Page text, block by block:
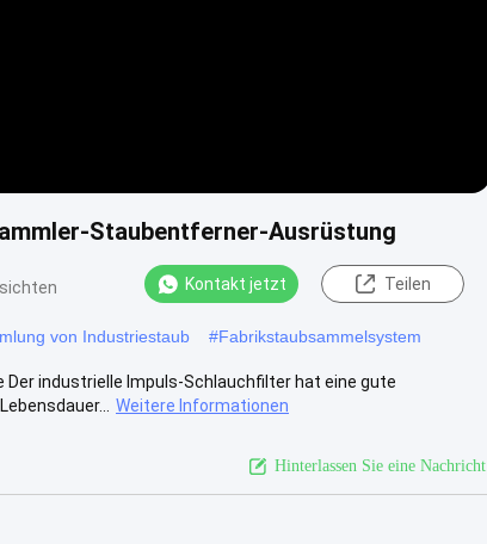
Staubentferner-Ausrüstung
Kontakt jetzt Teilen
von Industriestaub #Fabrikstaubsammelsystem
industrielle Impuls-Schlauchfilter hat eine gute
Weitere Informationen
Hinterlassen Sie eine Nachricht.